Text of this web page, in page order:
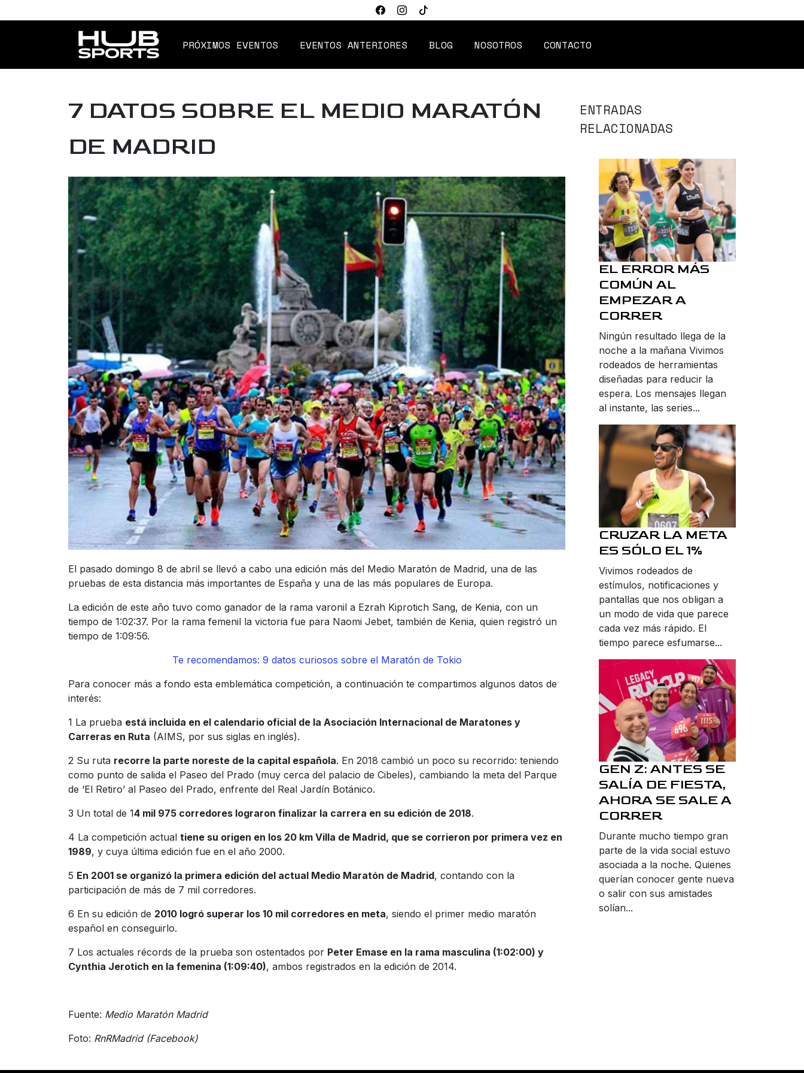
PRÓXIMOS EVENTOS EVENTOS ANTERIORES BLOG NOSOTROS CONTACTO
7 DATOS SOBRE EL MEDIO MARATÓN
DE MADRID
El pasado domingo 8 de abril se llevó a cabo una edición más del Medio Maratón de Madrid, una de las
pruebas de esta distancia más importantes de España y una de las más populares de Europa.
La edición de este año tuvo como ganador de la rama varonil a Ezrah Kiprotich Sang, de Kenia, con un
tiempo de 1:02:37. Por la rama femenil la victoria fue para Naomi Jebet, también de Kenia, quien registró un
tiempo de 1:09:56.
Te recomendamos: 9 datos curiosos sobre el Maratón de Tokio
Para conocer más a fondo esta emblemática competición, a continuación te compartimos algunos datos de
interés:
1 La prueba está incluida en el calendario oficial de la Asociación Internacional de Maratones y
Carreras en Ruta (AIMS, por sus siglas en inglés).
2 Su ruta recorre la parte noreste de la capital española. En 2018 cambió un poco su recorrido: teniendo
como punto de salida el Paseo del Prado (muy cerca del palacio de Cibeles), cambiando la meta del Parque
de ‘El Retiro’ al Paseo del Prado, enfrente del Real Jardín Botánico.
3 Un total de 14 mil 975 corredores lograron finalizar la carrera en su edición de 2018.
4 La competición actual tiene su origen en los 20 km Villa de Madrid, que se corrieron por primera vez en
1989, y cuya última edición fue en el año 2000.
5 En 2001 se organizó la primera edición del actual Medio Maratón de Madrid, contando con la
participación de más de 7 mil corredores.
6 En su edición de 2010 logró superar los 10 mil corredores en meta, siendo el primer medio maratón
español en conseguirlo.
7 Los actuales récords de la prueba son ostentados por Peter Emase en la rama masculina (1:02:00) y
Cynthia Jerotich en la femenina (1:09:40), ambos registrados en la edición de 2014.
Fuente: Medio Maratón Madrid
Foto: RnRMadrid (Facebook)
ENTRADAS
RELACIONADAS
EL ERROR MÁS
COMÚN AL
EMPEZAR A
CORRER
Ningún resultado llega de la
noche a la mañana Vivimos
rodeados de herramientas
diseñadas para reducir la
espera. Los mensajes llegan
al instante, las series...
CRUZAR LA META
ES SÓLO EL 1%
Vivimos rodeados de
estímulos, notificaciones y
pantallas que nos obligan a
un modo de vida que parece
cada vez más rápido. El
tiempo parece esfumarse...
GEN Z: ANTES SE
SALÍA DE FIESTA,
AHORA SE SALE A
CORRER
Durante mucho tiempo gran
parte de la vida social estuvo
asociada a la noche. Quienes
querían conocer gente nueva
o salir con sus amistades
solían...